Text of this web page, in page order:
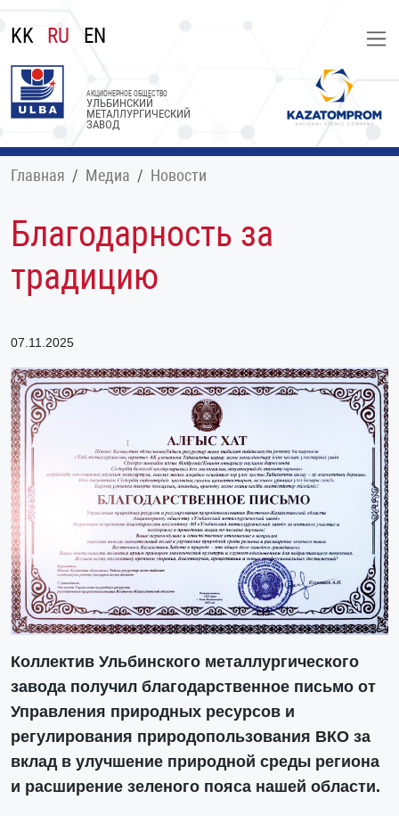
KK RU EN
УЛЬБИНСКИЙ
МЕТАЛЛУРГИЧЕСКИЙ
ЗАВОД
АКЦИОНЕРНОЕ ОБЩЕСТВО
Главная Медиа Новости
Благодарность за
традицию
07.11.2025
Коллектив Ульбинского металлургического
завода получил благодарственное письмо от
Управления природных ресурсов и
регулирования природопользования ВКО за
вклад в улучшение природной среды региона
и расширение зеленого пояса нашей области.